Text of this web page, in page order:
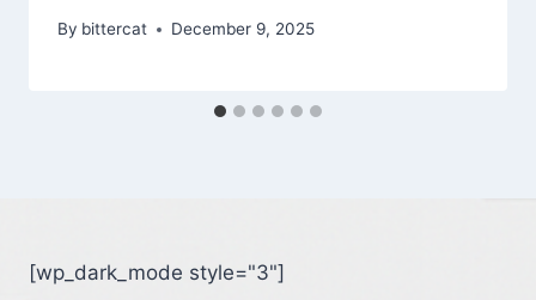
By bittercat December 9, 2025
[wp_dark_mode style="3"]